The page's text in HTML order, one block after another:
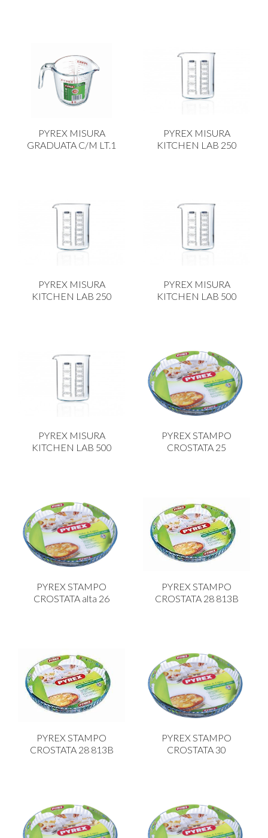
PYREX MISURA
GRADUATA C/M LT.1
PYREX MISURA
KITCHEN LAB 250
PYREX MISURA
KITCHEN LAB 250
PYREX MISURA
KITCHEN LAB 500
PYREX MISURA
KITCHEN LAB 500
PYREX STAMPO
CROSTATA 25
PYREX STAMPO
CROSTATA alta 26
PYREX STAMPO
CROSTATA 28 813B
PYREX STAMPO
CROSTATA 28 813B
PYREX STAMPO
CROSTATA 30